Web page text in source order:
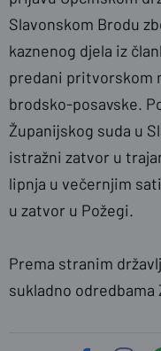
Slavonskom Brodu
kaznenog djela iz
predani pritvorskom
brodsko-posavske.
Županijskog suda u
istražni zatvor u
lipnja u večernjim
u zatvor u Požegi.
Prema stranim
sukladno odredbama